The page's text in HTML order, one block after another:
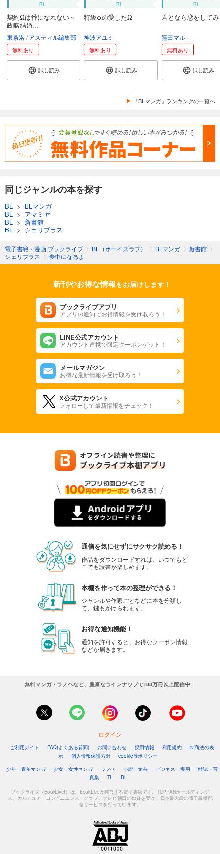
BL
契約Ωは番になれない～
政略結婚...
東条洛 アスティル編集部
無料あり
試し読み
BL
特級αの愛したΩ
神波アユミ
無料あり
試し読み
BL
君となら恋をして
窪田マル
無料あり
試し読み
「BLマンガ」ランキングの一覧へ
同じジャンルの本を探す
BL > BLマンガ
BL > アマミヤ
BL > 新書館
BL > シェリプラス
電子書籍・漫画 ブックライブ 〉 BL（ボーイズラブ） 〉 BLマンガ 〉 新書館 〉
シェリプラス 〉 夢中になるよ
新刊やお得な情報をお届けします！
ブックライブアプリ
アプリの通知でお得情報を受け取ろう！
LINE公式アカウント
アカウント連携で限定クーポンゲット！
メールマガジン
お得な最新情報を受け取ろう！
X公式アカウント
フォローして最新情報をチェック！
通信を気にせずにサクサク読める！
作品をダウンロードすれば、いつでもど
こでも読書が楽しめます。
本棚を作って本の整理ができる！
ジャンルや作家ごとなどに本を分類し
て、鍵もかけられます。
お得な通知機能！
通知を許可すると、お得なクーポン情報
などが届きます。
無料マンガ・ラノベなど、豊富なラインナップで188万冊以上配信中！
ログイン
ご利用ガイド FAQ(よくある質問) お問い合わせ 採用情報 利用規約
特商法の表
示
個人情報保護方針
cookie等ポリシー
少年・青年マンガ
少女・女性マンガ ラノベ 小説・文芸 ビジネス・実用
雑誌・写
真集
TL BL
ブックライブ（BookLive!）は、BookLiveが運営する電子書店です。TOPPANホールディング
ス、カルチュア・コンビニエンス・クラブ、テレビ朝日の出資を受け、日本最大級の電子書籍配
信サービスを行っています。